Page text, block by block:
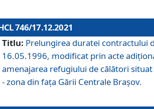
746/17.12.2021
Titlu: Prelungirea duratei contractului
16.05.1996, modificat prin acte
amenajarea refugiului de călători
- zona din faţa Gării Centrale Brașov.